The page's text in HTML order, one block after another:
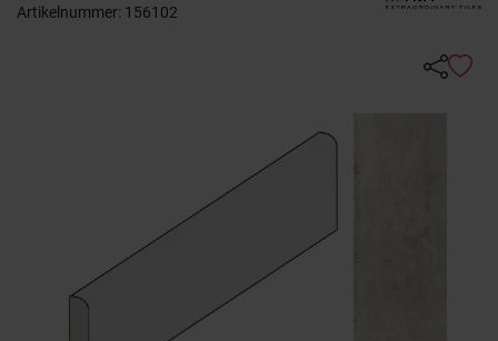
Artikelnummer: 156102